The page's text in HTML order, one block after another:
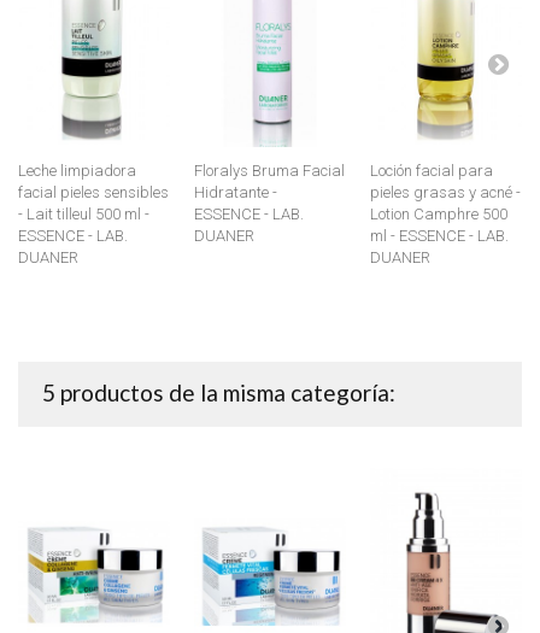
Leche limpiadora
facial pieles sensibles
- Lait tilleul 500 ml -
ESSENCE - LAB.
DUANER
Floralys Bruma Facial
Hidratante -
ESSENCE - LAB.
DUANER
Loción facial para
pieles grasas y acné -
Lotion Camphre 500
ml - ESSENCE - LAB.
DUANER
5 productos de la misma categoría: